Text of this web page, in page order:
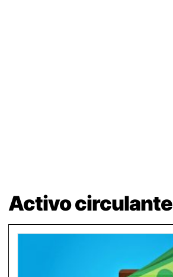
Activo circulante